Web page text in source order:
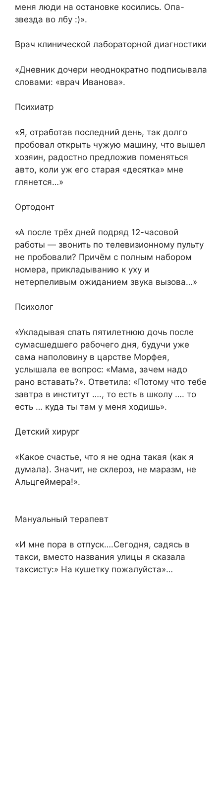
меня люди на остановке косились. Опа-
звезда во лбу :)».
Врач клинической лабораторной диагностики
«Дневник дочери неоднократно подписывала
словами: «врач Иванова».
Психиатр
«Я, отработав последний день, так долго
пробовал открыть чужую машину, что вышел
хозяин, радостно предложив поменяться
авто, коли уж его старая «десятка» мне
глянется…»
Ортодонт
«А после трёх дней подряд 12-часовой
работы — звонить по телевизионному пульту
не пробовали? Причём с полным набором
номера, прикладыванию к уху и
нетерпеливым ожиданием звука вызова…»
Психолог
«Укладывая спать пятилетнюю дочь после
сумасшедшего рабочего дня, будучи уже
сама наполовину в царстве Морфея,
услышала ее вопрос: «Мама, зачем надо
рано вставать?». Ответила: «Потому что тебе
завтра в институт …., то есть в школу …. то
есть … куда ты там у меня ходишь».
Детский хирург
«Какое счастье, что я не одна такая (как я
думала). Значит, не склероз, не маразм, не
Альцгеймера!».
Мануальный терапевт
«И мне пора в отпуск….Сегодня, садясь в
такси, вместо названия улицы я сказала
таксисту:» На кушетку пожалуйста»…